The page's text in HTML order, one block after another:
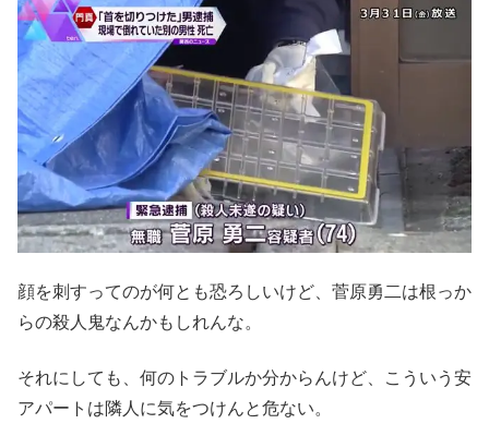
顔を刺すってのが何とも恐ろしいけど、菅原勇二は根っか
らの殺人鬼なんかもしれんな。
それにしても、何のトラブルか分からんけど、こういう安
アパートは隣人に気をつけんと危ない。